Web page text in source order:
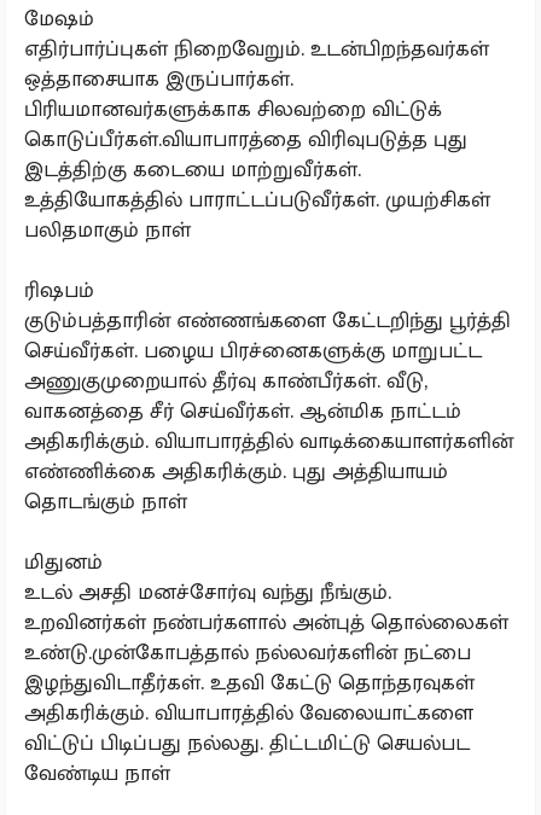
மேஷம்
எதிர்பார்ப்புகள் நிறைவேறும். உடன்பிறந்தவர்கள்
ஒத்தாசையாக இருப்பார்கள்.
பிரியமானவர்களுக்காக சிலவற்றை விட்டுக்
கொடுப்பீர்கள்.வியாபாரத்தை விரிவுபடுத்த புது
இடத்திற்கு கடையை மாற்றுவீர்கள்.
உத்தியோகத்தில் பாராட்டப்படுவீர்கள். முயற்சிகள்
பலிதமாகும் நாள்
ரிஷபம்
குடும்பத்தாரின் எண்ணங்களை கேட்டறிந்து பூர்த்தி
செய்வீர்கள். பழைய பிரச்னைகளுக்கு மாறுபட்ட
அணுகுமுறையால் தீர்வு காண்பீர்கள். வீடு,
வாகனத்தை சீர் செய்வீர்கள். ஆன்மிக நாட்டம்
அதிகரிக்கும். வியாபாரத்தில் வாடிக்கையாளர்களின்
எண்ணிக்கை அதிகரிக்கும். புது அத்தியாயம்
தொடங்கும் நாள்
மிதுனம்
உடல் அசதி மனச்சோர்வு வந்து நீங்கும்.
உறவினர்கள் நண்பர்களால் அன்புத் தொல்லைகள்
உண்டு.முன்கோபத்தால் நல்லவர்களின் நட்பை
இழந்துவிடாதீர்கள். உதவி கேட்டு தொந்தரவுகள்
அதிகரிக்கும். வியாபாரத்தில் வேலையாட்களை
விட்டுப் பிடிப்பது நல்லது. திட்டமிட்டு செயல்பட
வேண்டிய நாள்